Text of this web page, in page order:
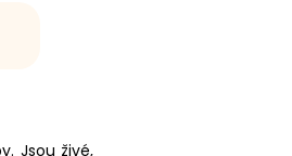
Jsou živé,